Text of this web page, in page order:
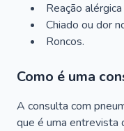
Reação
Chiado ou dor
Roncos.
Como é uma
A consulta com
que é uma entrevista